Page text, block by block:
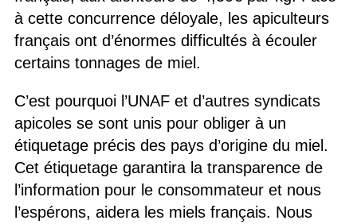
à cette concurrence déloyale, les apiculteurs
français ont d’énormes difficultés à écouler
certains tonnages de miel.
C’est pourquoi l’UNAF et d’autres syndicats
apicoles se sont unis pour obliger à un
étiquetage précis des pays d’origine du miel.
Cet étiquetage garantira la transparence de
l’information pour le consommateur et nous
l’espérons, aidera les miels français. Nous